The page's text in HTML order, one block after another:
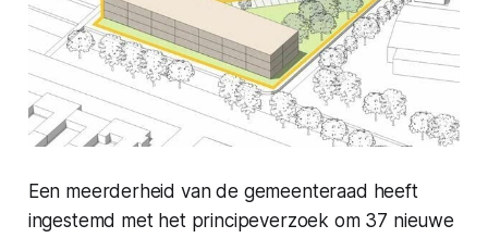
Een meerderheid van de gemeenteraad heeft
ingestemd met het principeverzoek om 37 nieuwe